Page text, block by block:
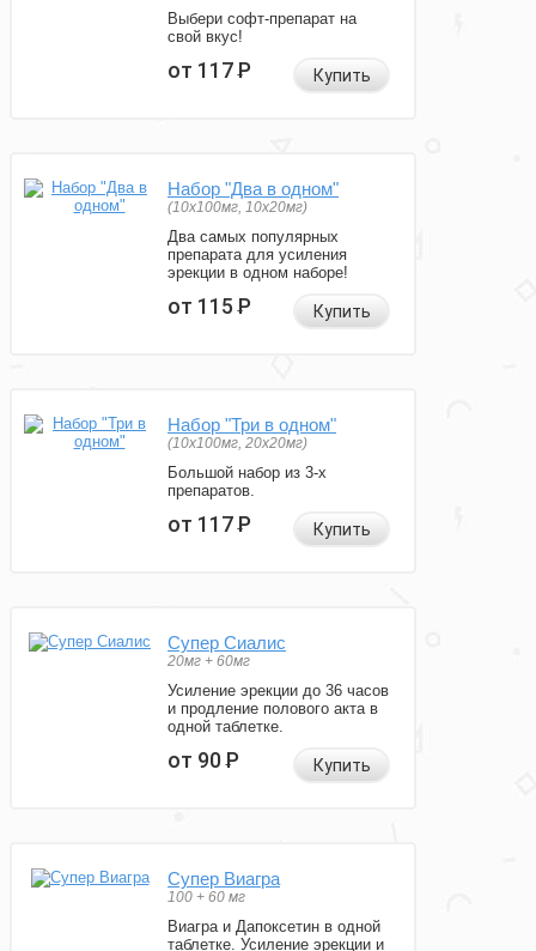
Выбери софт-препарат на
свой вкус!
от 117Р Купить
Набор "Два в одном"
(10x100мг, 10x20мг)
Два самых популярных
препарата для усиления
эрекции в одном наборе!
от 115Р Купить
Набор "Три в одном"
(10x100мг, 20x20мг)
Большой набор из 3-х
препаратов.
от 117Р Купить
Супер Сиалис
20мг + 60мг
Усиление эрекции до 36 часов
и продление полового акта в
одной таблетке.
от 90Р Купить
Супер Виагра
100 + 60 мг
Виагра и Дапоксетин в одной
таблетке. Усиление эрекции и